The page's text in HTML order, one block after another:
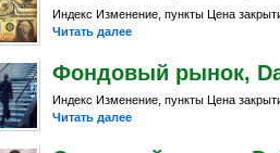
Индекс Изменение, пункты Цена
Читать далее
Фондовый рынок,
Индекс Изменение, пункты Цена
Читать далее